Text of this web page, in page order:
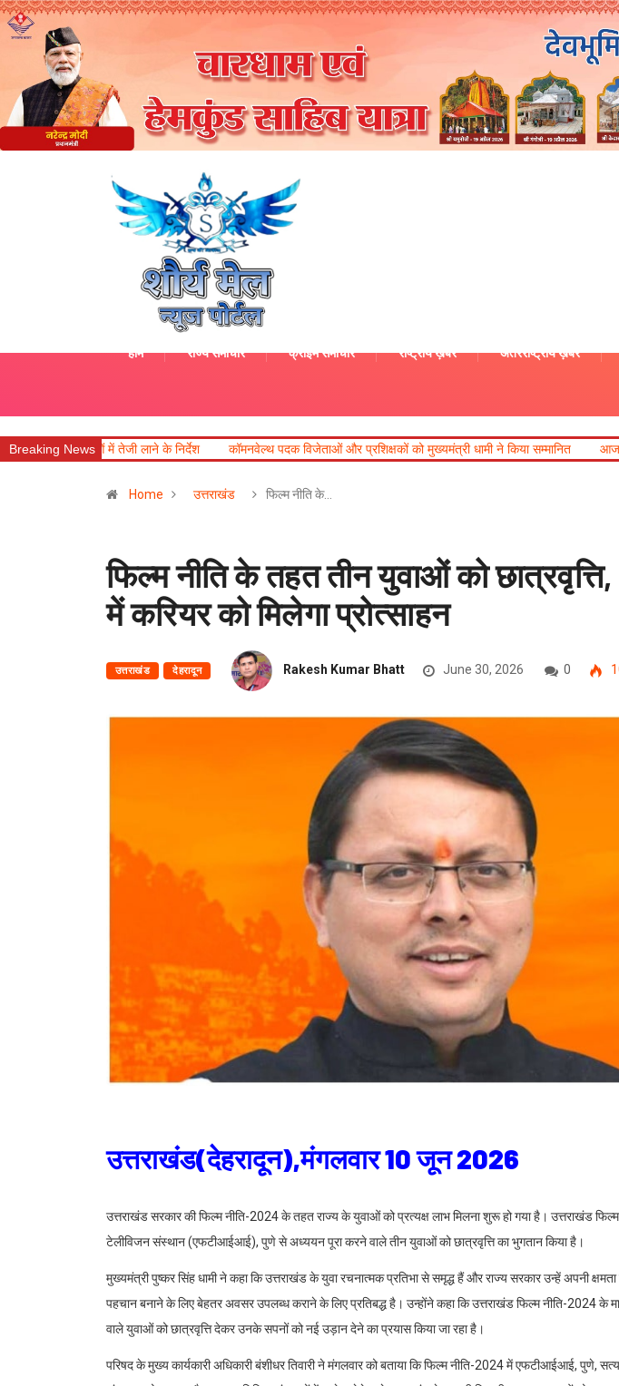
होम राज्य समाचार क्राइम समाचार राष्ट्रीय ख़बरें अंतरराष्ट्रीय ख़बरें
Breaking News
के निर्देश कॉमनवेल्थ पदक विजेताओं और प्रशिक्षकों को मुख्यमंत्री धामी ने किया सम्मानित आज का राशिफल खेल महाकुंभ
Home उत्तराखंड फिल्म नीति के…
फिल्म नीति के तहत तीन युवाओं को
में करियर को मिलेगा प्रोत्साहन
उत्तराखंड देहरादून Rakesh Kumar Bhatt June 30, 2026 0
उत्तराखंड(देहरादून),मंगलवार 10 जून 2026
उत्तराखंड सरकार की फिल्म नीति-2024 के तहत राज्य के युवाओं को प्रत्यक्ष लाभ मिलना शुरू हो गया है। उत्तराखंड फिल्म
टेलीविजन संस्थान (एफटीआईआई), पुणे से अध्ययन पूरा करने वाले तीन युवाओं को छात्रवृत्ति का भुगतान किया है।
मुख्यमंत्री पुष्कर सिंह धामी ने कहा कि उत्तराखंड के युवा रचनात्मक प्रतिभा से समृद्ध हैं और राज्य सरकार उन्हें अपनी
पहचान बनाने के लिए बेहतर अवसर उपलब्ध कराने के लिए प्रतिबद्ध है। उन्होंने कहा कि उत्तराखंड फिल्म नीति-2024 के
वाले युवाओं को छात्रवृत्ति देकर उनके सपनों को नई उड़ान देने का प्रयास किया जा रहा है।
परिषद के मुख्य कार्यकारी अधिकारी बंशीधर तिवारी ने मंगलवार को बताया कि फिल्म नीति-2024 में एफटीआईआई, पुणे,